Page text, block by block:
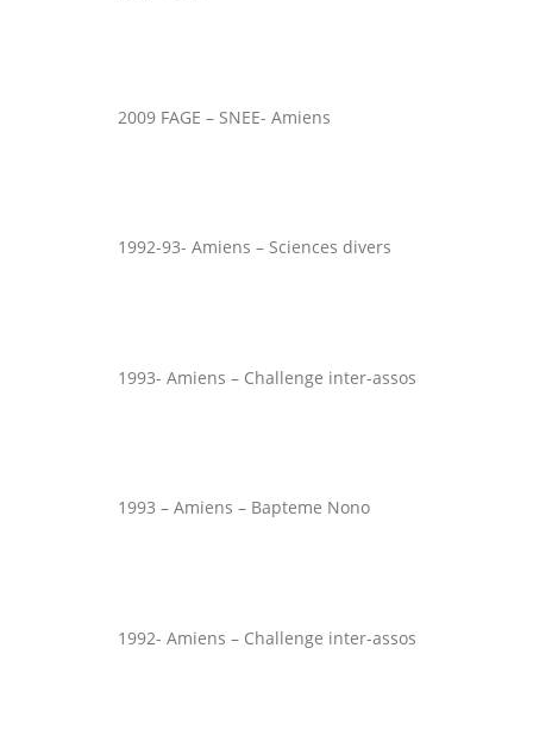
2009 FAGE – SNEE- Amiens
1992-93- Amiens – Sciences divers
1993- Amiens – Challenge inter-assos
1993 – Amiens – Bapteme Nono
1992- Amiens – Challenge inter-assos